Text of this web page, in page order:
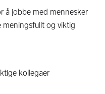
å jobbe med mennesker
og viktig
kollegaer